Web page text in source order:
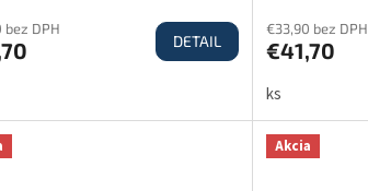
bez DPH
DETAIL
€33,90 bez DPH
€41,70
ks
Akcia